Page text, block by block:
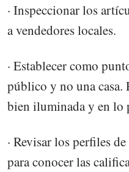
· Inspeccionar los
a vendedores locales.
· Establecer como
público y no una casa.
bien iluminada y en lo
· Revisar los perfiles
para conocer las